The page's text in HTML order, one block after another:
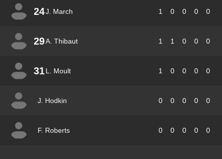
24J. March 1 0 0 0 0
29A. Thibaut 1 1 0 0 0
31L. Moult 1 0 0 0 0
J. Hodkin 0 0 0 0 0
F. Roberts 0 0 0 0 0